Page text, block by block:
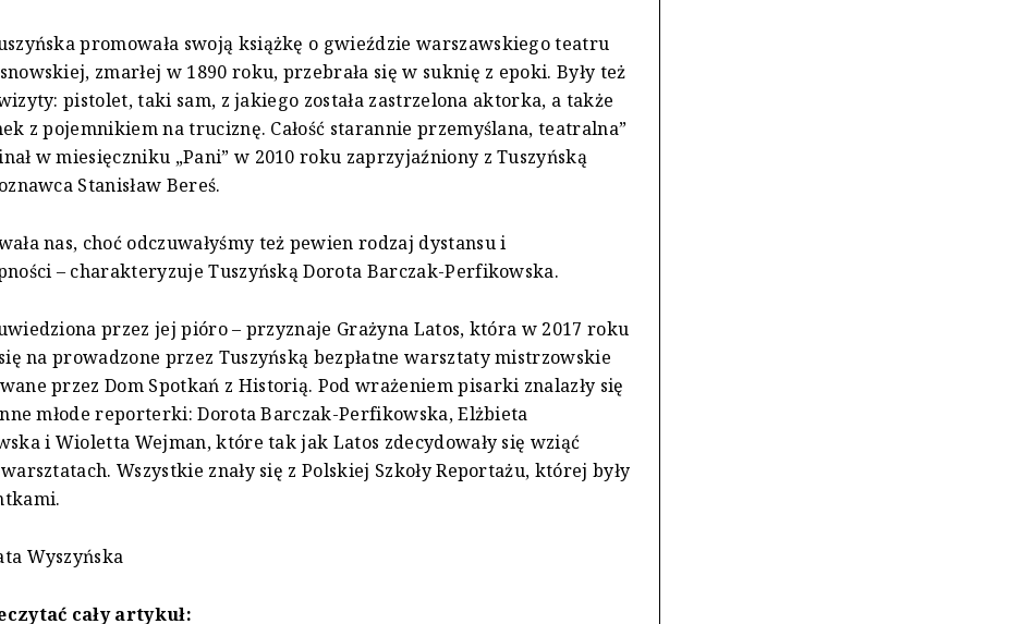
promowała swoją książkę o gwieździe warszawskiego teatru
zmarłej w 1890 roku, przebrała się w suknię z epoki. Były też
pistolet, taki sam, z jakiego została zastrzelona aktorka, a także
z pojemnikiem na truciznę. Całość starannie przemyślana, teatralna”
w miesięczniku „Pani” w 2010 roku zaprzyjaźniony z Tuszyńską
Stanisław Bereś.
nas, choć odczuwałyśmy też pewien rodzaj dystansu i
– charakteryzuje Tuszyńską Dorota Barczak-Perfikowska.
przez jej pióro – przyznaje Grażyna Latos, która w 2017 roku
na prowadzone przez Tuszyńską bezpłatne warsztaty mistrzowskie
przez Dom Spotkań z Historią. Pod wrażeniem pisarki znalazły się
młode reporterki: Dorota Barczak-Perfikowska, Elżbieta
i Wioletta Wejman, które tak jak Latos zdecydowały się wziąć
Wszystkie znały się z Polskiej Szkoły Reportażu, której były
Wyszyńska
cały artykuł: